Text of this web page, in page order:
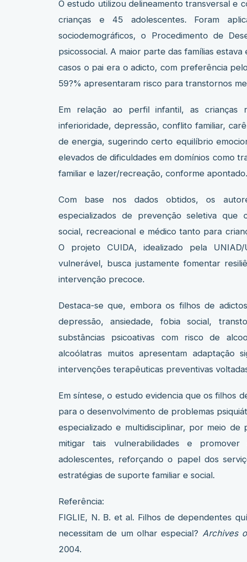
O estudo utilizou delineamento transversal e
crianças e 45 adolescentes. Foram
sociodemográficos, o Procedimento de
psicossocial. A maior parte das famílias
casos o pai era o adicto, com preferência
59?% apresentaram risco para transtornos
Em relação ao perfil infantil, as crianças
inferioridade, depressão, conflito familiar,
de energia, sugerindo certo equilíbrio
elevados de dificuldades em domínios como
familiar e lazer/recreação, conforme apontado.
Com base nos dados obtidos, os
especializados de prevenção seletiva que
social, recreacional e médico tanto para
O projeto CUIDA, idealizado pela
vulnerável, busca justamente fomentar
intervenção precoce.
Destaca-se que, embora os filhos de
depressão, ansiedade, fobia social,
substâncias psicoativas com risco de
alcoólatras muitos apresentam adaptação
intervenções terapêuticas preventivas
Em síntese, o estudo evidencia que os filhos
para o desenvolvimento de problemas
especializado e multidisciplinar, por meio de
mitigar tais vulnerabilidades e
adolescentes, reforçando o papel dos
estratégias de suporte familiar e social.
Referência:
FIGLIE, N. B. et al. Filhos de dependentes
necessitam de um olhar especial? Archives
2004.